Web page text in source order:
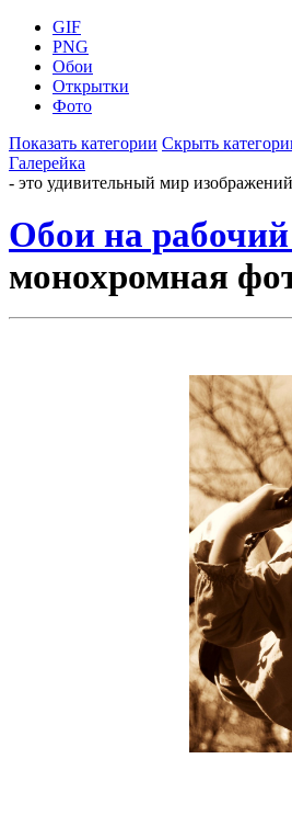
GIF
PNG
Обои
Открытки
Фото
Показать категории Скрыть
Галерейка
- это удивительный мир изображений
Обои на рабочий
монохромная